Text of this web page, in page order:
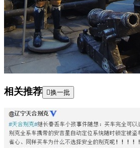
相关推荐 换一批